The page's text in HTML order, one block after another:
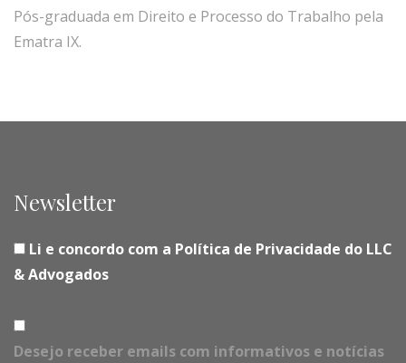
Pós-graduada em Direito e Processo do Trabalho pela
Ematra IX.
Newsletter
Li e concordo com a Política de Privacidade do LLC
& Advogados
Desejo receber emails com informativos e notícias